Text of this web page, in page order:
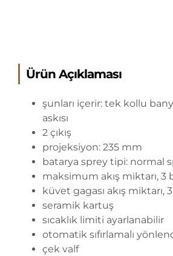
Ürün Açıklaması
şunları içerir: tek kollu
askısı
2 çıkış
projeksiyon: 235 mm
batarya sprey tipi: normal
maksimum akış miktarı, 3
küvet gagası akış miktarı,
seramik kartuş
sıcaklık limiti ayarlanabilir
otomatik sıfırlamalı
çek valf